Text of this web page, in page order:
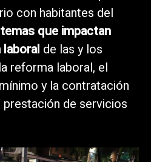
con habitantes del
temas que impactan
de las y los
reforma laboral, el
y la contratación
de servicios